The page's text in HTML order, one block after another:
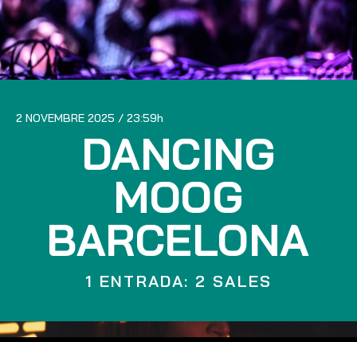
2 NOVEMBRE 2025 23:59
DANCING
MOOG
BARCELONA
1 ENTRADA: 2 SALES